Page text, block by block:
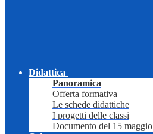
Didattica
Panoramica
Offerta formativa
Le schede didattiche
I progetti delle classi
Documento del 15 maggio